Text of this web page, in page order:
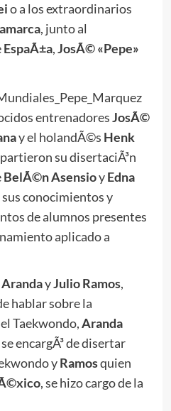
o a los extraordinarios
, junto al
EspaÃ±a,JosÃ© «Pepe»
entrenadoresJosÃ©
y el holandÃ©s Henk
su disertaciÃ³n
BelÃ©n AsensioyEdna
conocimientos y
de alumnos presentes
aplicado a
yJulio Ramos,
hablar sobre la
Taekwondo,Aranda
se encargÃ³ de disertar
yRamosquien
, se hizo cargo de la